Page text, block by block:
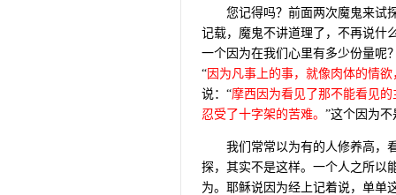
您记得吗？前面两次魔鬼来试
记载，魔鬼不讲道理了，不再说什
一个因为在我们心里有多少份量呢
“因为凡事上的事，就像肉体的情
说：“摩西因为看见了那不能看见
忍受了十字架的苦难。 ”这个因为
我们常常以为有的人修养高，
探，其实不是这样。一个人之所以
为。耶稣说因为经上记着说，单单